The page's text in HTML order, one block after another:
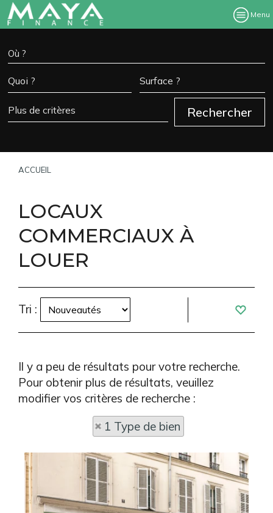
Menu
ACCUEIL
LOCAUX
COMMERCIAUX À
LOUER
Tri :
Il y a peu de résultats pour votre recherche.
Pour obtenir plus de résultats, veuillez
modifier vos critères de recherche :
1 Type de bien